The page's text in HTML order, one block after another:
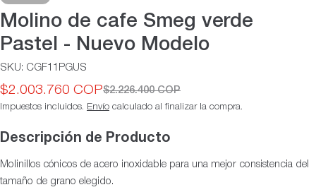
Molino de cafe Smeg verde
Pastel - Nuevo Modelo
SKU: CGF11PGUS
Precio
de
$2.003.760 COP
Precio
habitual
$2.226.400 COP
Impuestos incluidos. Envío calculado al finalizar la compra.
Descripción de Producto
Molinillos cónicos de acero inoxidable para una mejor consistencia del
tamaño de grano elegido.